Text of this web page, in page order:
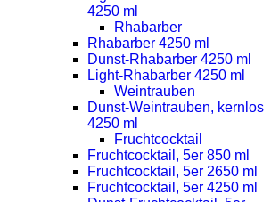
4250 ml
Rhabarber
Rhabarber 4250 ml
Dunst-Rhabarber 4250 ml
Light-Rhabarber 4250 ml
Weintrauben
Dunst-Weintrauben, kernlos
4250 ml
Fruchtcocktail
Fruchtcocktail, 5er 850 ml
Fruchtcocktail, 5er 2650 ml
Fruchtcocktail, 5er 4250 ml